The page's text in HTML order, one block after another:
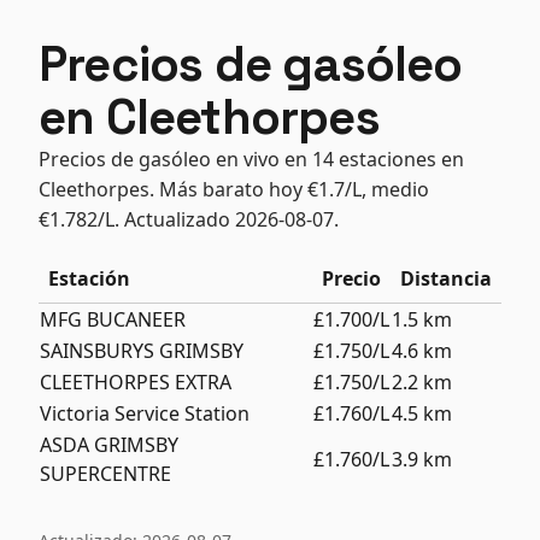
Precios de gasóleo
en Cleethorpes
Precios de gasóleo en vivo en 14 estaciones en
Cleethorpes. Más barato hoy €1.7/L, medio
€1.782/L. Actualizado 2026-08-07.
Estación Precio
Distancia
MFG BUCANEER
£1.700/L1.5 km
SAINSBURYS GRIMSBY
£1.750/L4.6 km
CLEETHORPES EXTRA
£1.750/L2.2 km
Victoria Service Station
£1.760/L4.5 km
ASDA GRIMSBY
SUPERCENTRE
£1.760/L3.9 km